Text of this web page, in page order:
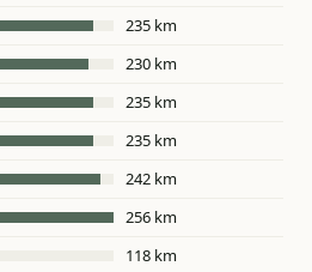
235 km
230 km
235 km
235 km
242 km
256 km
118 km